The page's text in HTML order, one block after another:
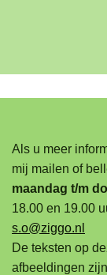
Als u meer
mij mailen of
maandag t/m
18.00 en 19.00
s.o@ziggo.nl
De teksten op
afbeeldingen